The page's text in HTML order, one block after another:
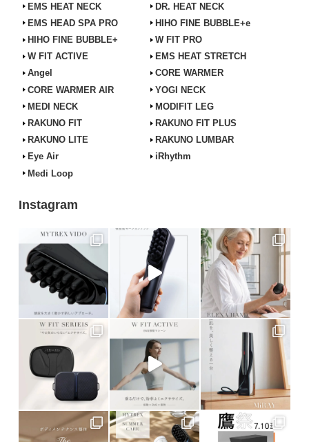
EMS HEAT NECK
DR. HEAT NECK
EMS HEAD SPA PRO
HIHO FINE BUBBLE+e
HIHO FINE BUBBLE+
W FIT PRO
W FIT ACTIVE
EMS HEAT STRETCH
Angel
CORE WARMER
CORE WARMER AIR
YOGI NECK
MEDI NECK
MODIFIT LEG
RAKUNO FIT
RAKUNO FIT PLUS
RAKUNO LITE
RAKUNO LUMBAR
Eye Air
iRhythm
Medi Loop
Instagram